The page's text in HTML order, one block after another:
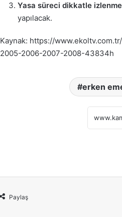
Yasa süreci dikkatle
yapılacak.
Kaynak: https://
2005-2006-2007-2008-43834h
erken
Paylaş